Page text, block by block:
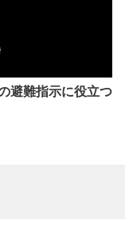
避難指示に役立つ